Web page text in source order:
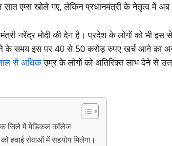
एम्स खोले गए, लेकिन प्रधानमंत्री के नेतृत्व में अब
नरेंद्र मोदी की देन है। प्रदेश के लोगों को भी इस
के समय इस पर 40 से 50 करोड़ रुपए खर्च आने का
से अधिकउम्र के लोगों को अतिरिक्त लाभ देने से
जिले में मेडिकल कॉलेज
हवाई सेवाओं में सहयोग मिलेगा।